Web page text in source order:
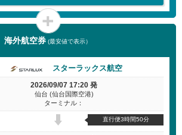
海外航空券 (最安値で表示）
スターラックス航空
2026/09/07 17:20 発
仙台 (仙台国際空港)
ターミナル：
直行便3時間50分